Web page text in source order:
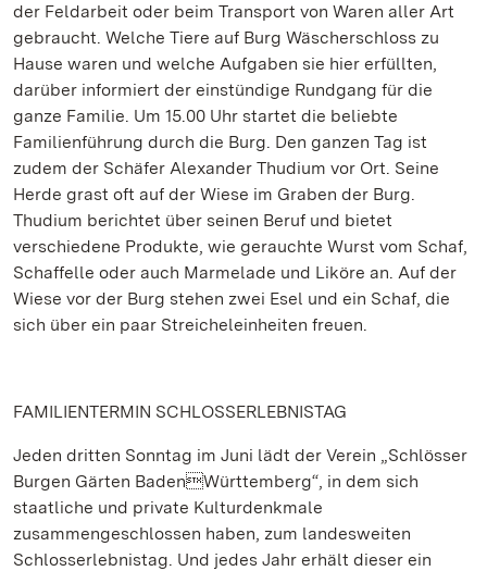
der Feldarbeit oder beim Transport von Waren aller Art
gebraucht. Welche Tiere auf Burg Wäscherschloss zu
Hause waren und welche Aufgaben sie hier erfüllten,
darüber informiert der einstündige Rundgang für die
ganze Familie. Um 15.00 Uhr startet die beliebte
Familienführung durch die Burg. Den ganzen Tag ist
zudem der Schäfer Alexander Thudium vor Ort. Seine
Herde grast oft auf der Wiese im Graben der Burg.
Thudium berichtet über seinen Beruf und bietet
verschiedene Produkte, wie gerauchte Wurst vom Schaf,
Schaffelle oder auch Marmelade und Liköre an. Auf der
Wiese vor der Burg stehen zwei Esel und ein Schaf, die
sich über ein paar Streicheleinheiten freuen.
FAMILIENTERMIN SCHLOSSERLEBNISTAG
Jeden dritten Sonntag im Juni lädt der Verein „Schlösser
Burgen Gärten BadenWürttemberg“, in dem sich
staatliche und private Kulturdenkmale
zusammengeschlossen haben, zum landesweiten
Schlosserlebnistag. Und jedes Jahr erhält dieser ein